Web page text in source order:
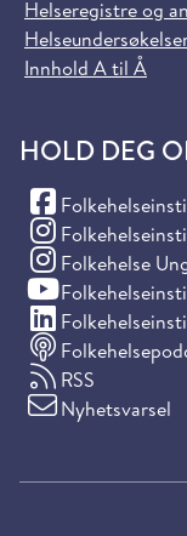
Helseregistre og
Innhold A til Å
HOLD DEG
(Facebook)
(Instagram)
Folkehelse
(Instagram)
(YouTube)
(LinkedIn)
RSS
Nyhetsvarsel